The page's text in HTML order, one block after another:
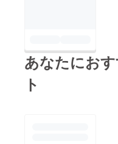
あなたにお
ト